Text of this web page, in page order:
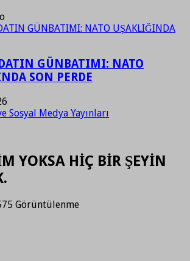
GÜNBATIMI: NATO
SON PERDE
Sosyal Medya Yayınları
YOKSA HİÇ BİR ŞEYİN
Görüntülenme